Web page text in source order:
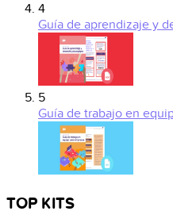
4
Guía de aprendizaje y
5
Guía de trabajo en
TOP KITS